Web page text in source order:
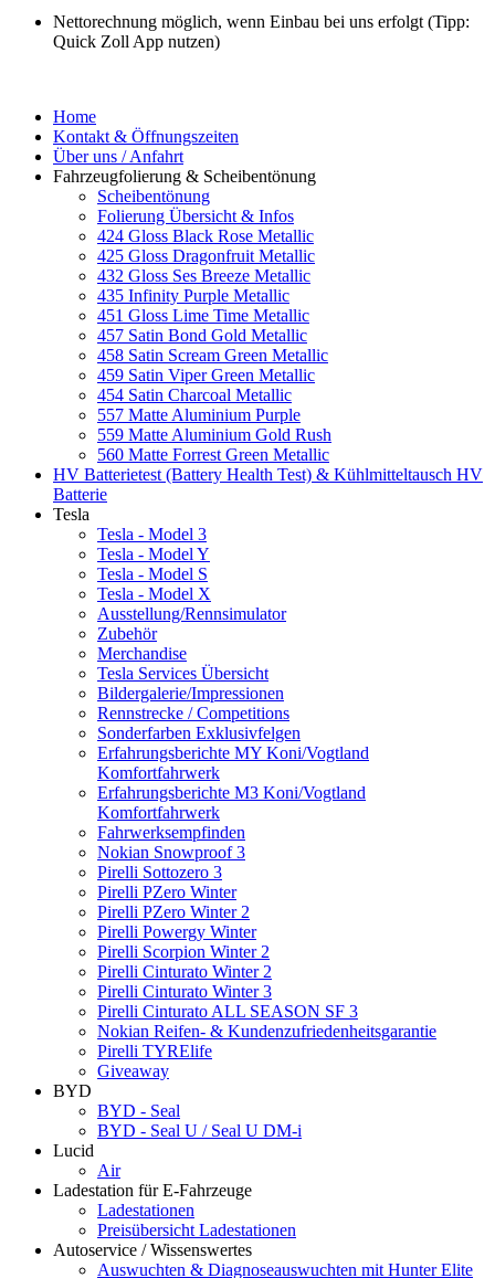
Nettorechnung möglich, wenn Einbau bei uns erfolgt (Tipp:
Quick Zoll App nutzen)
Home
Kontakt & Öffnungszeiten
Über uns / Anfahrt
Fahrzeugfolierung & Scheibentönung
Scheibentönung
Folierung Übersicht & Infos
424 Gloss Black Rose Metallic
425 Gloss Dragonfruit Metallic
432 Gloss Ses Breeze Metallic
435 Infinity Purple Metallic
451 Gloss Lime Time Metallic
457 Satin Bond Gold Metallic
458 Satin Scream Green Metallic
459 Satin Viper Green Metallic
454 Satin Charcoal Metallic
557 Matte Aluminium Purple
559 Matte Aluminium Gold Rush
560 Matte Forrest Green Metallic
HV Batterietest (Battery Health Test) & Kühlmitteltausch HV
Batterie
Tesla
Tesla - Model 3
Tesla - Model Y
Tesla - Model S
Tesla - Model X
Ausstellung/Rennsimulator
Zubehör
Merchandise
Tesla Services Übersicht
Bildergalerie/Impressionen
Rennstrecke / Competitions
Sonderfarben Exklusivfelgen
Erfahrungsberichte MY Koni/Vogtland
Komfortfahrwerk
Erfahrungsberichte M3 Koni/Vogtland
Komfortfahrwerk
Fahrwerksempfinden
Nokian Snowproof 3
Pirelli Sottozero 3
Pirelli PZero Winter
Pirelli PZero Winter 2
Pirelli Powergy Winter
Pirelli Scorpion Winter 2
Pirelli Cinturato Winter 2
Pirelli Cinturato Winter 3
Pirelli Cinturato ALL SEASON SF 3
Nokian Reifen- & Kundenzufriedenheitsgarantie
Pirelli TYRElife
Giveaway
BYD
BYD - Seal
BYD - Seal U / Seal U DM-i
Lucid
Air
Ladestation für E-Fahrzeuge
Ladestationen
Preisübersicht Ladestationen
Autoservice / Wissenswertes
Auswuchten & Diagnoseauswuchten mit Hunter Elite